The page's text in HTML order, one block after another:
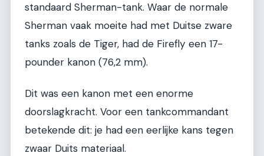
standaard Sherman-tank. Waar de normale
Sherman vaak moeite had met Duitse zware
tanks zoals de Tiger, had de Firefly een 17-
pounder kanon (76,2 mm).
Dit was een kanon met een enorme
doorslagkracht. Voor een tankcommandant
betekende dit: je had een eerlijke kans tegen
zwaar Duits materiaal.